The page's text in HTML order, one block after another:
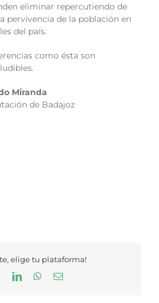
eliminar repercutiendo de
pervivencia de la población en
del país.
como ésta son
Miranda
de Badajoz
elige tu plataforma!
LinkedInWhatsApp
Correo